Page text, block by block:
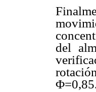
del